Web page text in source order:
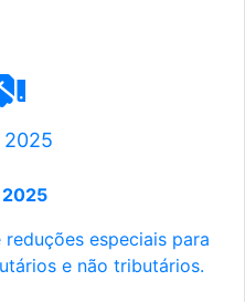
2025
2025
especiais para
e não tributários.